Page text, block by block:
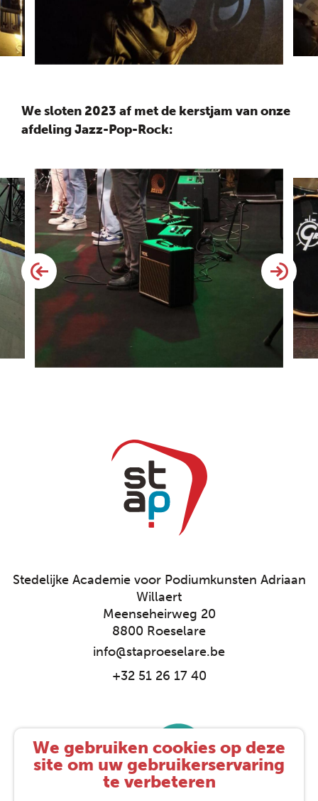
We gebruiken cookies op deze
site om uw gebruikerservaring
te verbeteren
We sloten 2023 af met de kerstjam van onze
afdeling Jazz-Pop-Rock:
Stedelijke Academie voor Podiumkunsten Adriaan
Willaert
Meenseheirweg 20
8800 Roeselare
info@staproeselare.be
+32 51 26 17 40